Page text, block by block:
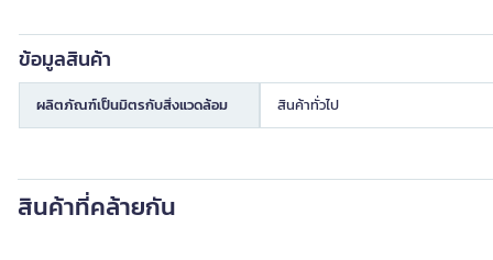
ข้อมูลสินค้า
ผลิตภัณฑ์เป็นมิตรกับสิ่งแวดล้อม สินค้าทั่วไป
สินค้าที่คล้ายกัน